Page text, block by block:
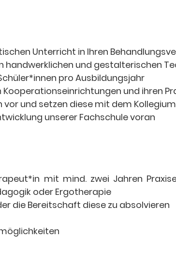
Unterricht in Ihren
und gestalterischen
pro Ausbildungsjahr
und ihren
und setzen diese mit dem
unserer Fachschule voran
mit mind. zwei Jahren
oder Ergotherapie
die Bereitschaft diese zu absolvieren